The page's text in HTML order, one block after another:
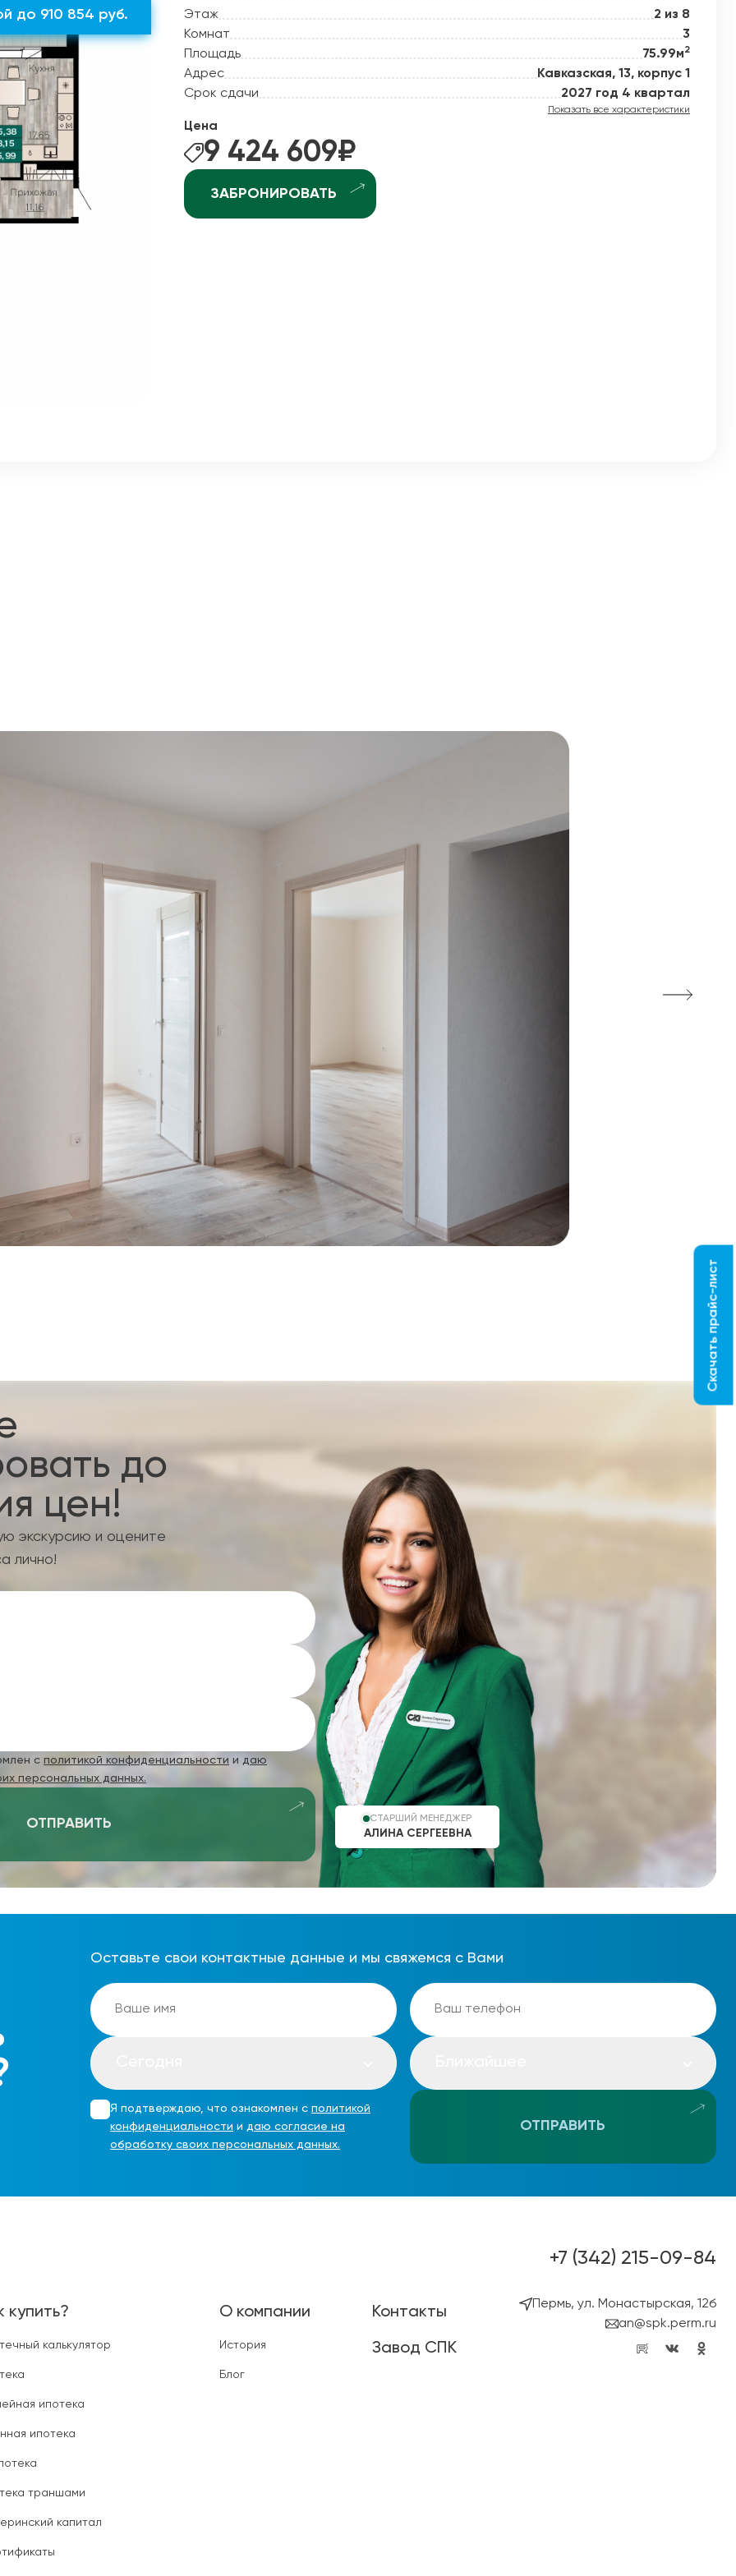
квартиры
квартиры
квартиры
Курье
2
р-не (КамГЭС)
Рассрочка
Отдай старое - построй новое
Ипотека +
до 910 854 руб.
Этаж
2 из 8
Комнат
3
Площадь
75.99м2
Адрес
Кавказская, 13, корпус 1
Срок сдачи
2027 год 4 квартал
Показать все характеристики
Цена
9 424 609₽
ЗАБРОНИРОВАТЬ
до
цен!
экскурсию и оцените
лично!
с политикой конфиденциальности и даю
персональных данных.
ОТПРАВИТЬ СТАРШИЙ МЕНЕДЖЕР
АЛИНА СЕРГЕЕВНА
Оставьте свои контактные данные и мы свяжемся с Вами
Я подтверждаю, что ознакомлен с политикой
конфиденциальности и даю согласие на
обработку своих персональных данных.
ОТПРАВИТЬ
+7 (342) 215-09-84
купить?
калькулятор
ипотека
ипотека
траншами
капитал
О компании
История
Блог
Контакты
Завод СПК
Пермь, ул. Монастырская, 12б
an@spk.perm.ru
Скачать прайс-лист